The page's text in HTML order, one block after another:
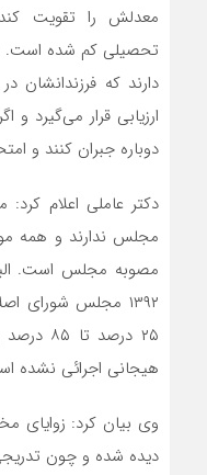
معدلش را تقویت
تحصیلی کم شده است.
دارند که فرزندانشان
ارزیابی قرار می‌گیرد
دوباره جبران کنند و
دکتر عاملی اعلام
مجلس ندارند و همه
۱۳۹۲ مجلس
۲۵
هیجانی اجرائی نشده
وی بیان کرد:
دیده شده و چون